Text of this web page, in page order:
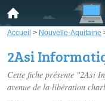
Accueil > Nouvelle-Aquitaine
2Asi
Cette fiche présente "2Asi
avenue de la libération